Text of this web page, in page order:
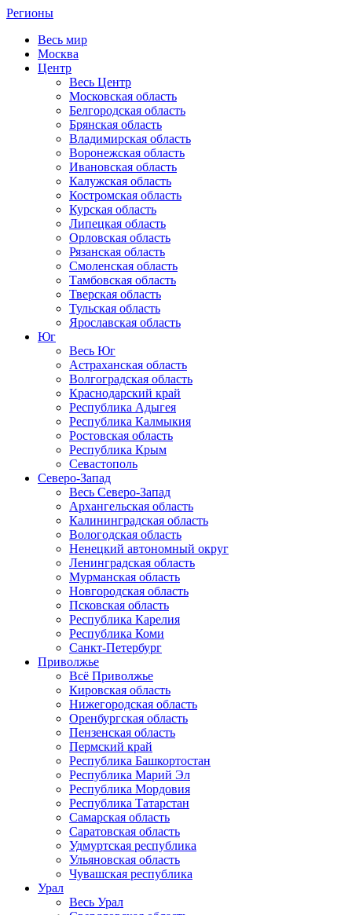
Регионы
Весь мир
Москва
Центр
Весь Центр
Московская область
Белгородская область
Брянская область
Владимирская область
Воронежская область
Ивановская область
Калужская область
Костромская область
Курская область
Липецкая область
Орловская область
Рязанская область
Смоленская область
Тамбовская область
Тверская область
Тульская область
Ярославская область
Юг
Весь Юг
Астраханская область
Волгоградская область
Краснодарский край
Республика Адыгея
Республика Калмыкия
Ростовская область
Республика Крым
Севастополь
Северо-Запад
Весь Северо-Запад
Архангельская область
Калининградская область
Вологодская область
Ненецкий автономный округ
Ленинградская область
Мурманская область
Новгородская область
Псковская область
Республика Карелия
Республика Коми
Санкт-Петербург
Приволжье
Всё Приволжье
Кировская область
Нижегородская область
Оренбургская область
Пензенская область
Пермский край
Республика Башкортостан
Республика Марий Эл
Республика Мордовия
Республика Татарстан
Самарская область
Саратовская область
Удмуртская республика
Ульяновская область
Чувашская республика
Урал
Весь Урал